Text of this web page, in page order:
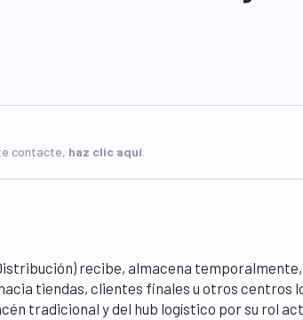
contacte, haz clic aquí
recibe, almacena
tiendas, clientes finales u otros centros
tradicional y del hub logístico por su rol